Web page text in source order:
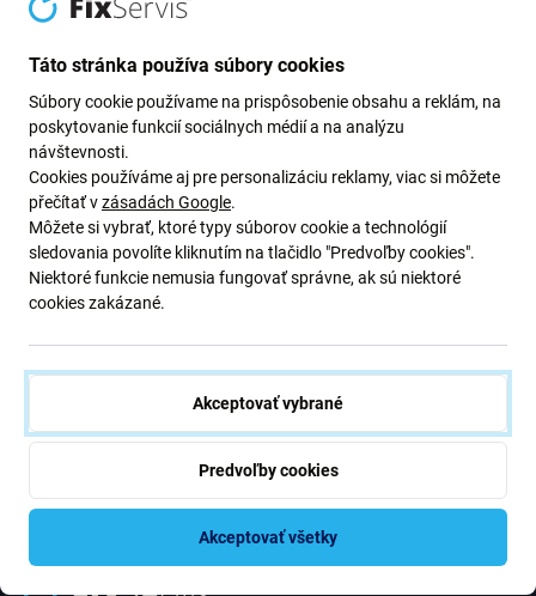
prispôsobujeme naše procesy, aby sme znížili našu stopu.
Viac o našej uhlíkovej stope
Newsletter Fix
Prihláste sa na odber newslettera ohľadom zliav a noviniek z našej
ponuky.
rokov.
Táto stránka používa súbory cookies
Súbory cookie používame na prispôsobenie obsahu a reklám, na
poskytovanie funkcií sociálnych médií a na analýzu
návštevnosti.
Cookies používáme aj pre personalizáciu reklamy, viac si môžete
přečítať vzásadách Google.
Môžete si vybrať, ktoré typy súborov cookie a technológií
sledovania povolíte kliknutím na tlačidlo "Predvoľby cookies".
Niektoré funkcie nemusia fungovať správne, ak sú niektoré
cookies zakázané.
Akceptovať vybrané
Predvoľby cookies
Akceptovať všetky